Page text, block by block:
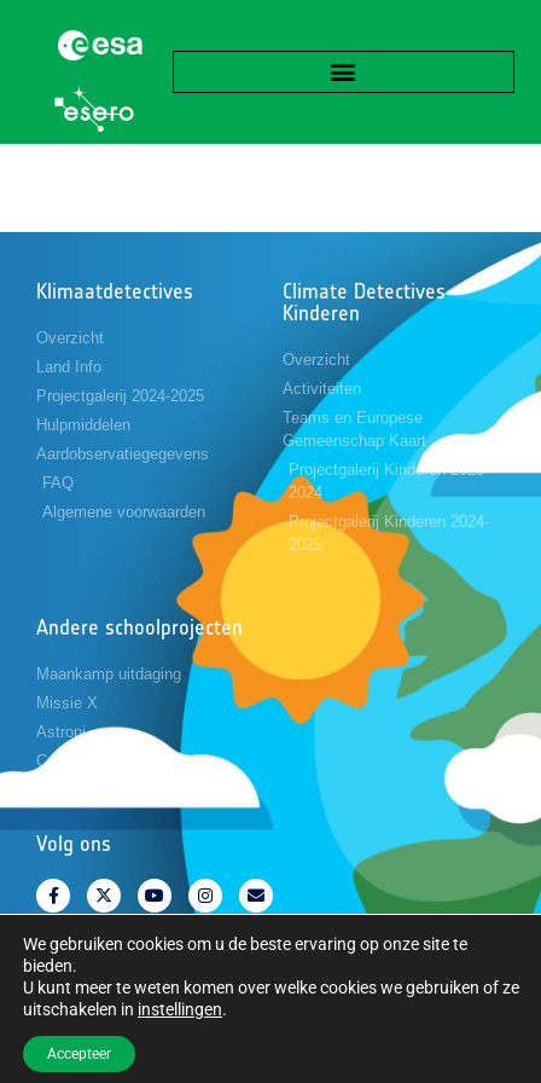
Categorie:academie
Klimaatdetectives
Overzicht
Land Info
Projectgalerij 2024-2025
Hulpmiddelen
Aardobservatiegegevens
FAQ
Algemene voorwaarden
Climate Detectives
Kinderen
Overzicht
Activiteiten
Teams en Europese
Gemeenschap Kaart
Projectgalerij Kinderen 2023-
2024
Projectgalerij Kinderen 2024-
2025
Andere schoolprojecten
Maankamp uitdaging
Missie X
Astropi
Cansat
Volg ons
Copyright © Europees Ruimteagentschap. Alle rechten voorbehouden.
We gebruiken cookies om u de beste ervaring op onze site te
bieden.
U kunt meer te weten komen over welke cookies we gebruiken of ze
uitschakelen in instellingen.
Accepteer